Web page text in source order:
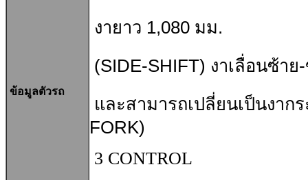
ข้อมูลตัวรถ
งายาว 1,080 มม.
(SIDE-SHIFT) งาเลื่อนซ้าย
และสามารถเปลี่ยนเป็นงาก
FORK)
3 CONTROL